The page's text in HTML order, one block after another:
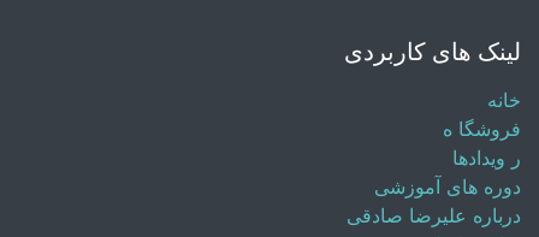
لینک های کاربردی
خانه
فروشگا ه
ر ویدادها
دوره های آموزشی
درباره علیرضا صادقی